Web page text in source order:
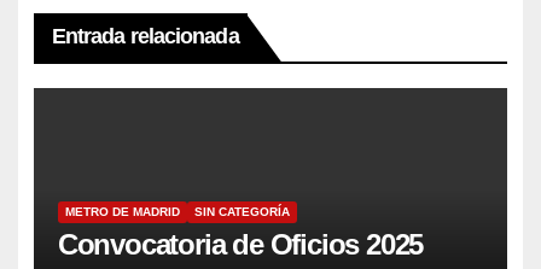
Entrada relacionada
METRO DE MADRID SIN CATEGORÍA
Convocatoria de Oficios 2025